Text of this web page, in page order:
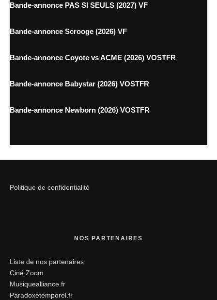
Bande-annonce PAS SI SEULS (2027) VF
Bande-annonce Scrooge (2026) VF
Bande-annonce Coyote vs ACME (2026) VOSTFR
Bande-annonce Babystar (2026) VOSTFR
Bande-annonce Newborn (2026) VOSTFR
Politique de confidentialité
NOS PARTENAIRES
Liste de nos partenaires
Ciné Zoom
Musiquealliance.fr
Paradoxetemporel.fr